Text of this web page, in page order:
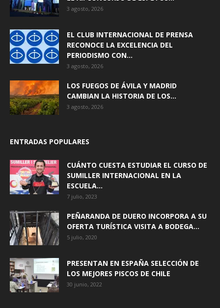
3 agosto, 2026
EL CLUB INTERNACIONAL DE PRENSA
RECONOCE LA EXCELENCIA DEL
PERIODISMO CON...
3 agosto, 2026
LOS FUEGOS DE ÁVILA Y MADRID
CAMBIAN LA HISTORIA DE LOS...
3 agosto, 2026
ENTRADAS POPULARES
CUÁNTO CUESTA ESTUDIAR EL CURSO DE
SUMILLER INTERNACIONAL EN LA
ESCUELA...
7 julio, 2023
PEÑARANDA DE DUERO INCORPORA A SU
OFERTA TURÍSTICA VISITA A BODEGA...
5 julio, 2020
PRESENTAN EN ESPAÑA SELECCIÓN DE
LOS MEJORES PISCOS DE CHILE
30 junio, 2022